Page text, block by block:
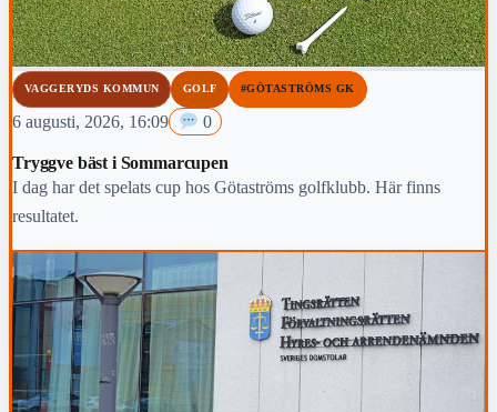
VAGGERYDS KOMMUN GOLF #GÖTASTRÖMS GK
6 augusti, 2026, 16:09 0
Tryggve bäst i Sommarcupen
I dag har det spelats cup hos Götaströms golfklubb. Här finns
resultatet.